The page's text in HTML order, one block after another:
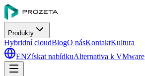
Produkty
Hybridní cloudBlogO násKontaktKultura
ENZískat nabídkuAlternativa k VMware